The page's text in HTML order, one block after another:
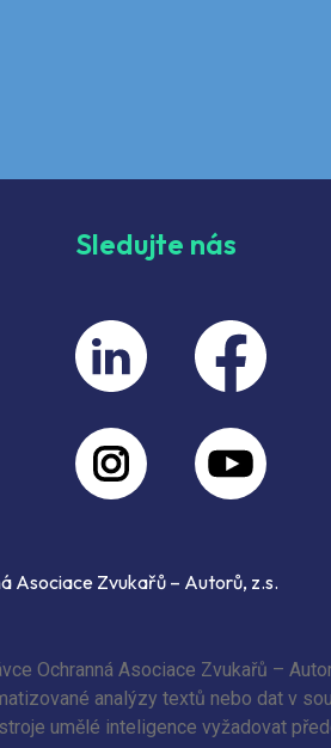
Sledujte nás
Zvukařů – Autorů, z.s.
Ochranná Asociace Zvukařů –
analýzy textů nebo dat v
umělé inteligence vyžadovat